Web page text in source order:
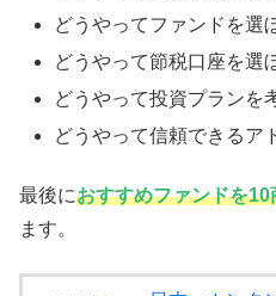
どうやってファンドを選
どうやって節税口座を選
どうやって投資プランを
どうやって信頼できるア
最後におすすめファンドを10
ます。